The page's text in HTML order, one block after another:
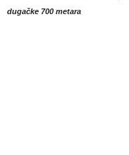
dugačke 700 metara